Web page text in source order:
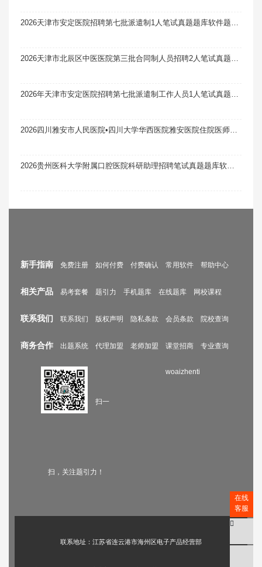
新手指南 免费注册 如何付费 付费确认 常用软件 帮助中心
相关产品 易考套餐 题引力 手机题库 在线题库 网校课程
联系我们 联系我们 版权声明 隐私条款 会员条款 院校查询
商务合作 出题系统 代理加盟 老师加盟 课堂招商 专业查询
扫一
扫，关注题引力！
woaizhenti
联系地址：江苏省连云港市海州区电子产品经营部
在线
客服